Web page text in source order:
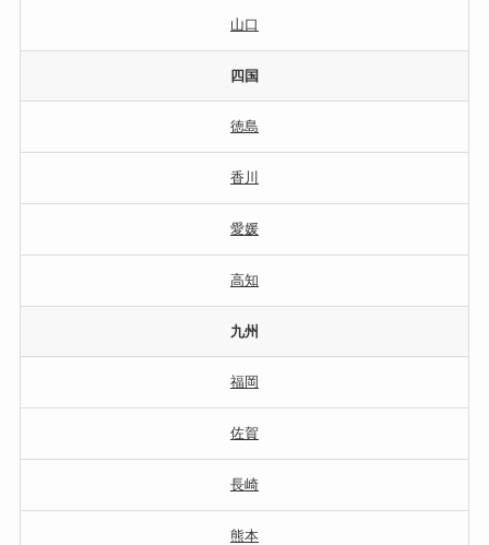
山口
四国
徳島
香川
愛媛
高知
九州
福岡
佐賀
長崎
熊本